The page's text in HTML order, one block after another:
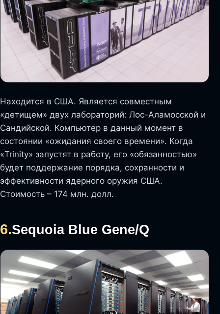
Находится в США. Является совместным
«детищем» двух лабораторий: Лос-Аламосской и
Сандийской. Компьютер в данный момент в
состоянии «ожидания своего времени». Когда
«Trinity» запустят в работу, его «обязанностью»
будет поддержание порядка, сохранности и
эффективности ядерного оружия США.
Стоимость – 174 млн. долл.
6.Sequoia Blue Gene/Q